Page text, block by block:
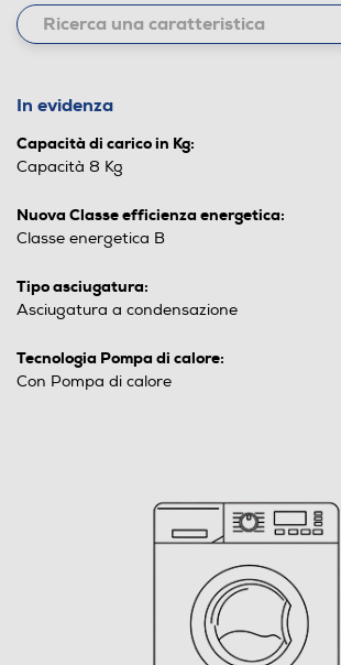
In evidenza
Capacità di carico in Kg:
Capacità 8 Kg
Nuova Classe efficienza energetica:
Classe energetica B
Tipo asciugatura:
Asciugatura a condensazione
Tecnologia Pompa di calore:
Con Pompa di calore